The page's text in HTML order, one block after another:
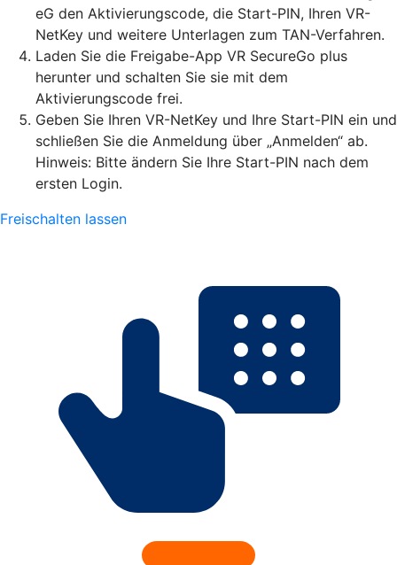
eG den Aktivierungscode, die Start-PIN, Ihren VR-
NetKey und weitere Unterlagen zum TAN-Verfahren.
Laden Sie die Freigabe-App VR SecureGo plus
herunter und schalten Sie sie mit dem
Aktivierungscode frei.
Geben Sie Ihren VR-NetKey und Ihre Start-PIN ein und
schließen Sie die Anmeldung über „Anmelden“ ab.
Hinweis: Bitte ändern Sie Ihre Start-PIN nach dem
ersten Login.
Freischalten lassen